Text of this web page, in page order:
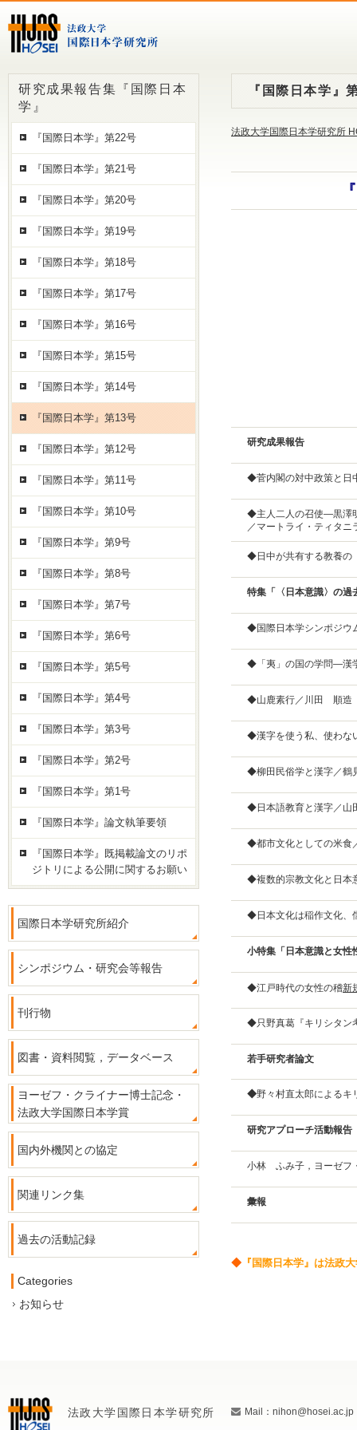
『国際日本学』
法政大学国際日本学研究所
研究成果報告
◆菅内閣の対中政策と
◆主人二人の召使—黒澤
／マートライ・ティタニ
◆日中が共有する教養
特集「〈日本意識〉の過
◆国際日本学シンポジウ
◆「夷」の国の学問—漢
◆山鹿素行／川田 順造
◆漢字を使う私、使わ
◆柳田民俗学と漢字／
◆日本語教育と漢字／
◆都市文化としての米
◆複数的宗教文化と日
◆日本文化は稲作文化、
小特集「日本意識と女性
◆江戸時代の女性の稽新
◆只野真葛『キリシタン
若手研究者論文
◆野々村直太郎による
研究アプローチ活動報告
小林 ふみ子，ヨーゼ
彙報
◆ 『国際日本学』は法政
研究成果報告集『国際日本
学』
『国際日本学』第22号
『国際日本学』第21号
『国際日本学』第20号
『国際日本学』第19号
『国際日本学』第18号
『国際日本学』第17号
『国際日本学』第16号
『国際日本学』第15号
『国際日本学』第14号
『国際日本学』第13号
『国際日本学』第12号
『国際日本学』第11号
『国際日本学』第10号
『国際日本学』第9号
『国際日本学』第8号
『国際日本学』第7号
『国際日本学』第6号
『国際日本学』第5号
『国際日本学』第4号
『国際日本学』第3号
『国際日本学』第2号
『国際日本学』第1号
『国際日本学』論文執筆要領
『国際日本学』既掲載論文のリポ
ジトリによる公開に関するお願い
国際日本学研究所紹介
シンポジウム・研究会等報告
刊行物
図書・資料閲覧，データベース
ヨーゼフ・クライナー博士記念・
法政大学国際日本学賞
国内外機関との協定
関連リンク集
過去の活動記録
Categories
お知らせ
法政大学国際日本学研究所 Mail：nihon@hosei.ac.jp